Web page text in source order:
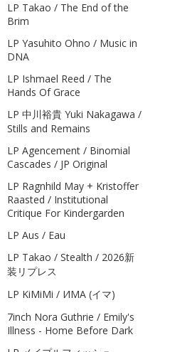
LP Takao / The End of the
Brim
LP Yasuhito Ohno / Music in
DNA
LP Ishmael Reed / The
Hands Of Grace
LP 中川裕貴 Yuki Nakagawa /
Stills and Remains
LP Agencement / Binomial
Cascades / JP Original
LP Ragnhild May + Kristoffer
Raasted / Institutional
Critique For Kindergarden
LP Aus / Eau
LP Takao / Stealth / 2026新
装リプレス
LP KiMiMi / ИМА (イマ)
7inch Nora Guthrie / Emily's
Illness - Home Before Dark